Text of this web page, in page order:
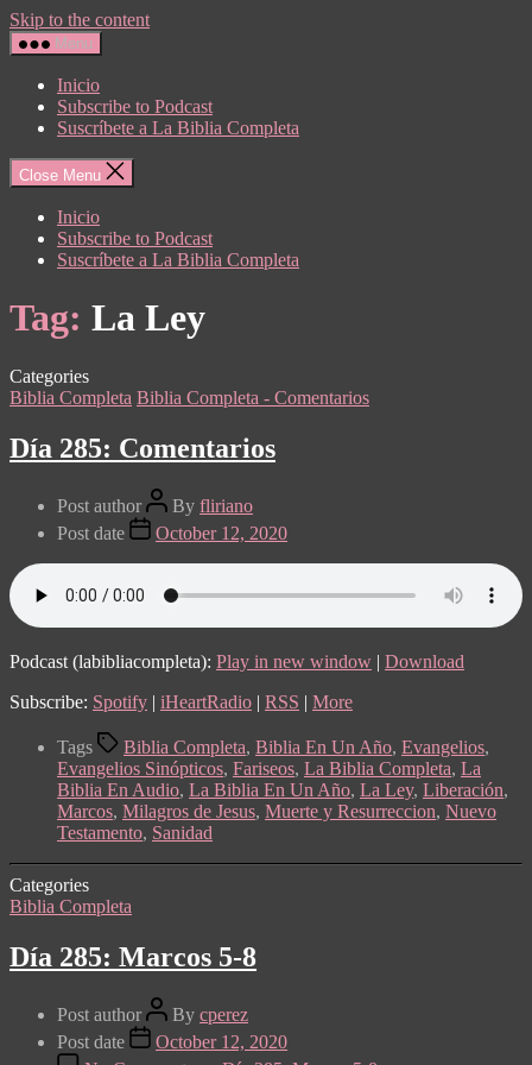
Skip to the content
Menu
Inicio
Subscribe to Podcast
Suscríbete a La Biblia Completa
Close Menu
Inicio
Subscribe to Podcast
Suscríbete a La Biblia Completa
Tag: La Ley
Categories
Biblia Completa Biblia Completa - Comentarios
Día 285: Comentarios
Post author By fliriano
Post date
October 12, 2020
Podcast (labibliacompleta): Play in new window | Download
Subscribe: Spotify | iHeartRadio | RSS | More
Tags Biblia Completa, Biblia En Un Año, Evangelios,
Evangelios Sinópticos, Fariseos, La Biblia Completa, La
Biblia En Audio, La Biblia En Un Año, La Ley, Liberación,
Marcos, Milagros de Jesus, Muerte y Resurreccion, Nuevo
Testamento, Sanidad
Categories
Biblia Completa
Día 285: Marcos 5-8
Post author By cperez
Post date
October 12, 2020